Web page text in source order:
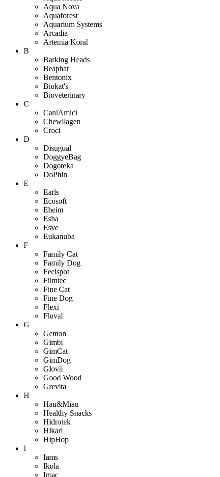
Aqua Nova
Aquaforest
Aquarium Systems
Arcadia
Artemia Koral
B
Barking Heads
Beaphar
Bentonix
Biokat's
Bioveterinary
C
CaniAmici
Chewllagen
Croci
D
Disugual
DoggyeBag
Dogoteka
DoPhin
E
Earls
Ecosoft
Eheim
Esha
Esve
Eukanuba
F
Family Cat
Family Dog
Feelspot
Filmtec
Fine Cat
Fine Dog
Flexi
Fluval
G
Gemon
Gimbi
GimCat
GimDog
Glovii
Good Wood
Grevita
H
Hau&Miau
Healthy Snacks
Hidrotek
Hikari
HipHop
I
Iams
Ikola
Imac